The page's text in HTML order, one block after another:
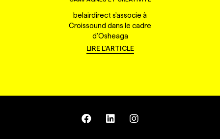
belairdirect s'associe à
Croissound dans le cadre
d'Osheaga
LIRE L'ARTICLE